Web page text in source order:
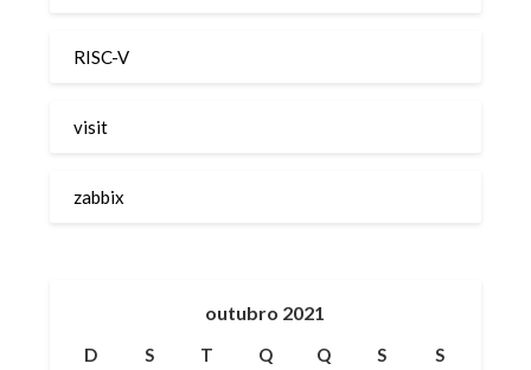
RISC-V
visit
zabbix
outubro 2021
D S T Q Q S
S